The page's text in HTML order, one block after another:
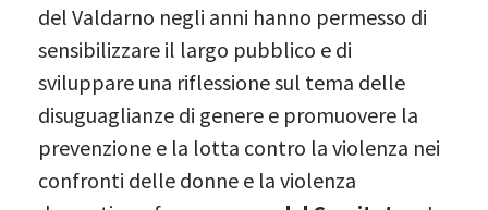
del Valdarno negli anni hanno permesso di
sensibilizzare il largo pubblico e di
sviluppare una riflessione sul tema delle
disuguaglianze di genere e promuovere la
prevenzione e la lotta contro la violenza nei
confronti delle donne e la violenza